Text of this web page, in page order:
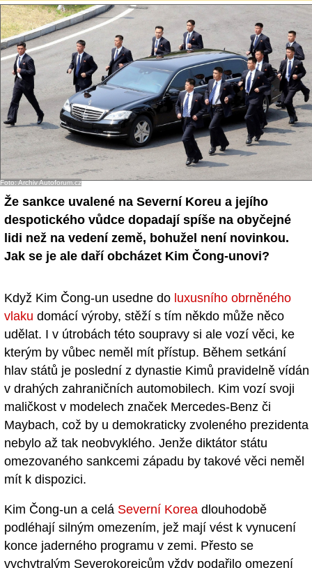
Foto: Archiv Autoforum.cz
Že sankce uvalené na Severní Koreu a jejího
despotického vůdce dopadají spíše na obyčejné
lidi než na vedení země, bohužel není novinkou.
Jak se je ale daří obcházet Kim Čong-unovi?
Když Kim Čong-un usedne do luxusního obrněného
vlaku domácí výroby, stěží s tím někdo může něco
udělat. I v útrobách této soupravy si ale vozí věci, ke
kterým by vůbec neměl mít přístup. Během setkání
hlav států je poslední z dynastie Kimů pravidelně vídán
v drahých zahraničních automobilech. Kim vozí svoji
maličkost v modelech značek Mercedes-Benz či
Maybach, což by u demokraticky zvoleného prezidenta
nebylo až tak neobvyklého. Jenže diktátor státu
omezovaného sankcemi západu by takové věci neměl
mít k dispozici.
Kim Čong-un a celá Severní Korea dlouhodobě
podléhají silným omezením, jež mají vést k vynucení
konce jaderného programu v zemi. Přesto se
vychytralým Severokorejcům vždy podařilo omezení